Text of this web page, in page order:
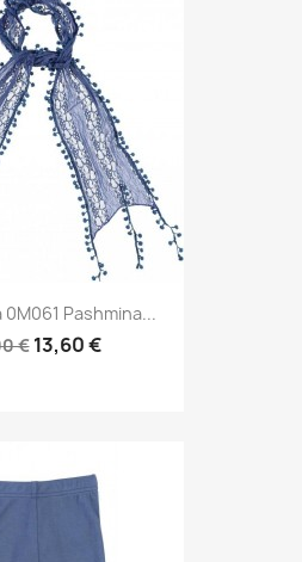
Pashmina...
€ 13,60 €